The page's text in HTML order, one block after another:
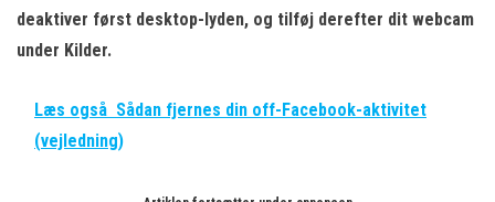
deaktiver først desktop-lyden, og tilføj derefter dit webcam
under Kilder.
Læs også Sådan fjernes din off-Facebook-aktivitet
(vejledning)